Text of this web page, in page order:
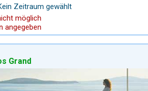
Zeitraum gewählt
möglich
angegeben
Grand